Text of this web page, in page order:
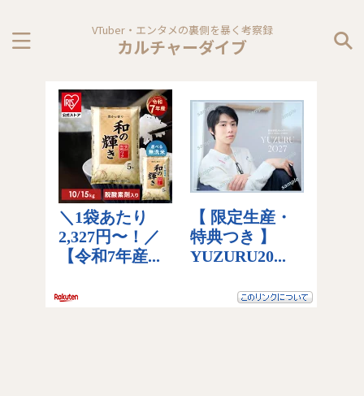
VTuber・エンタメの裏側を暴く考察録
カルチャーダイブ